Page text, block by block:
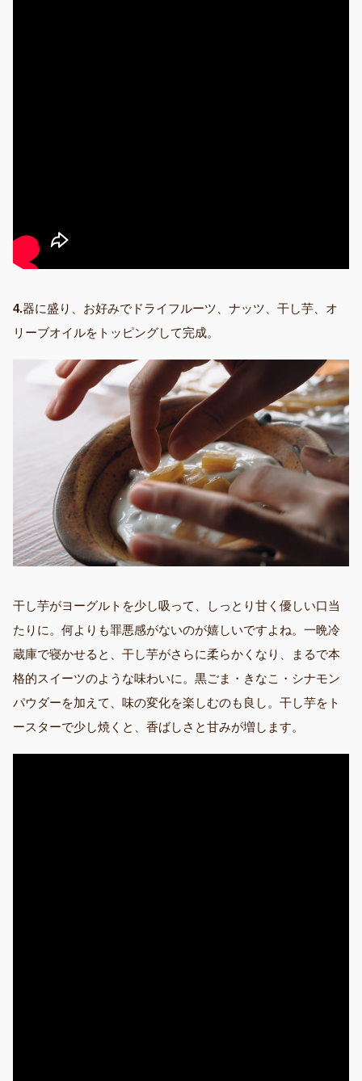
4.器に盛り、お好みでドライフルーツ、ナッツ、干し芋、オ
リーブオイルをトッピングして完成。
干し芋がヨーグルトを少し吸って、しっとり甘く優しい口当
たりに。何よりも罪悪感がないのが嬉しいですよね。一晩冷
蔵庫で寝かせると、干し芋がさらに柔らかくなり、まるで本
格的スイーツのような味わいに。黒ごま・きなこ・シナモン
パウダーを加えて、味の変化を楽しむのも良し。干し芋をト
ースターで少し焼くと、香ばしさと甘みが増します。